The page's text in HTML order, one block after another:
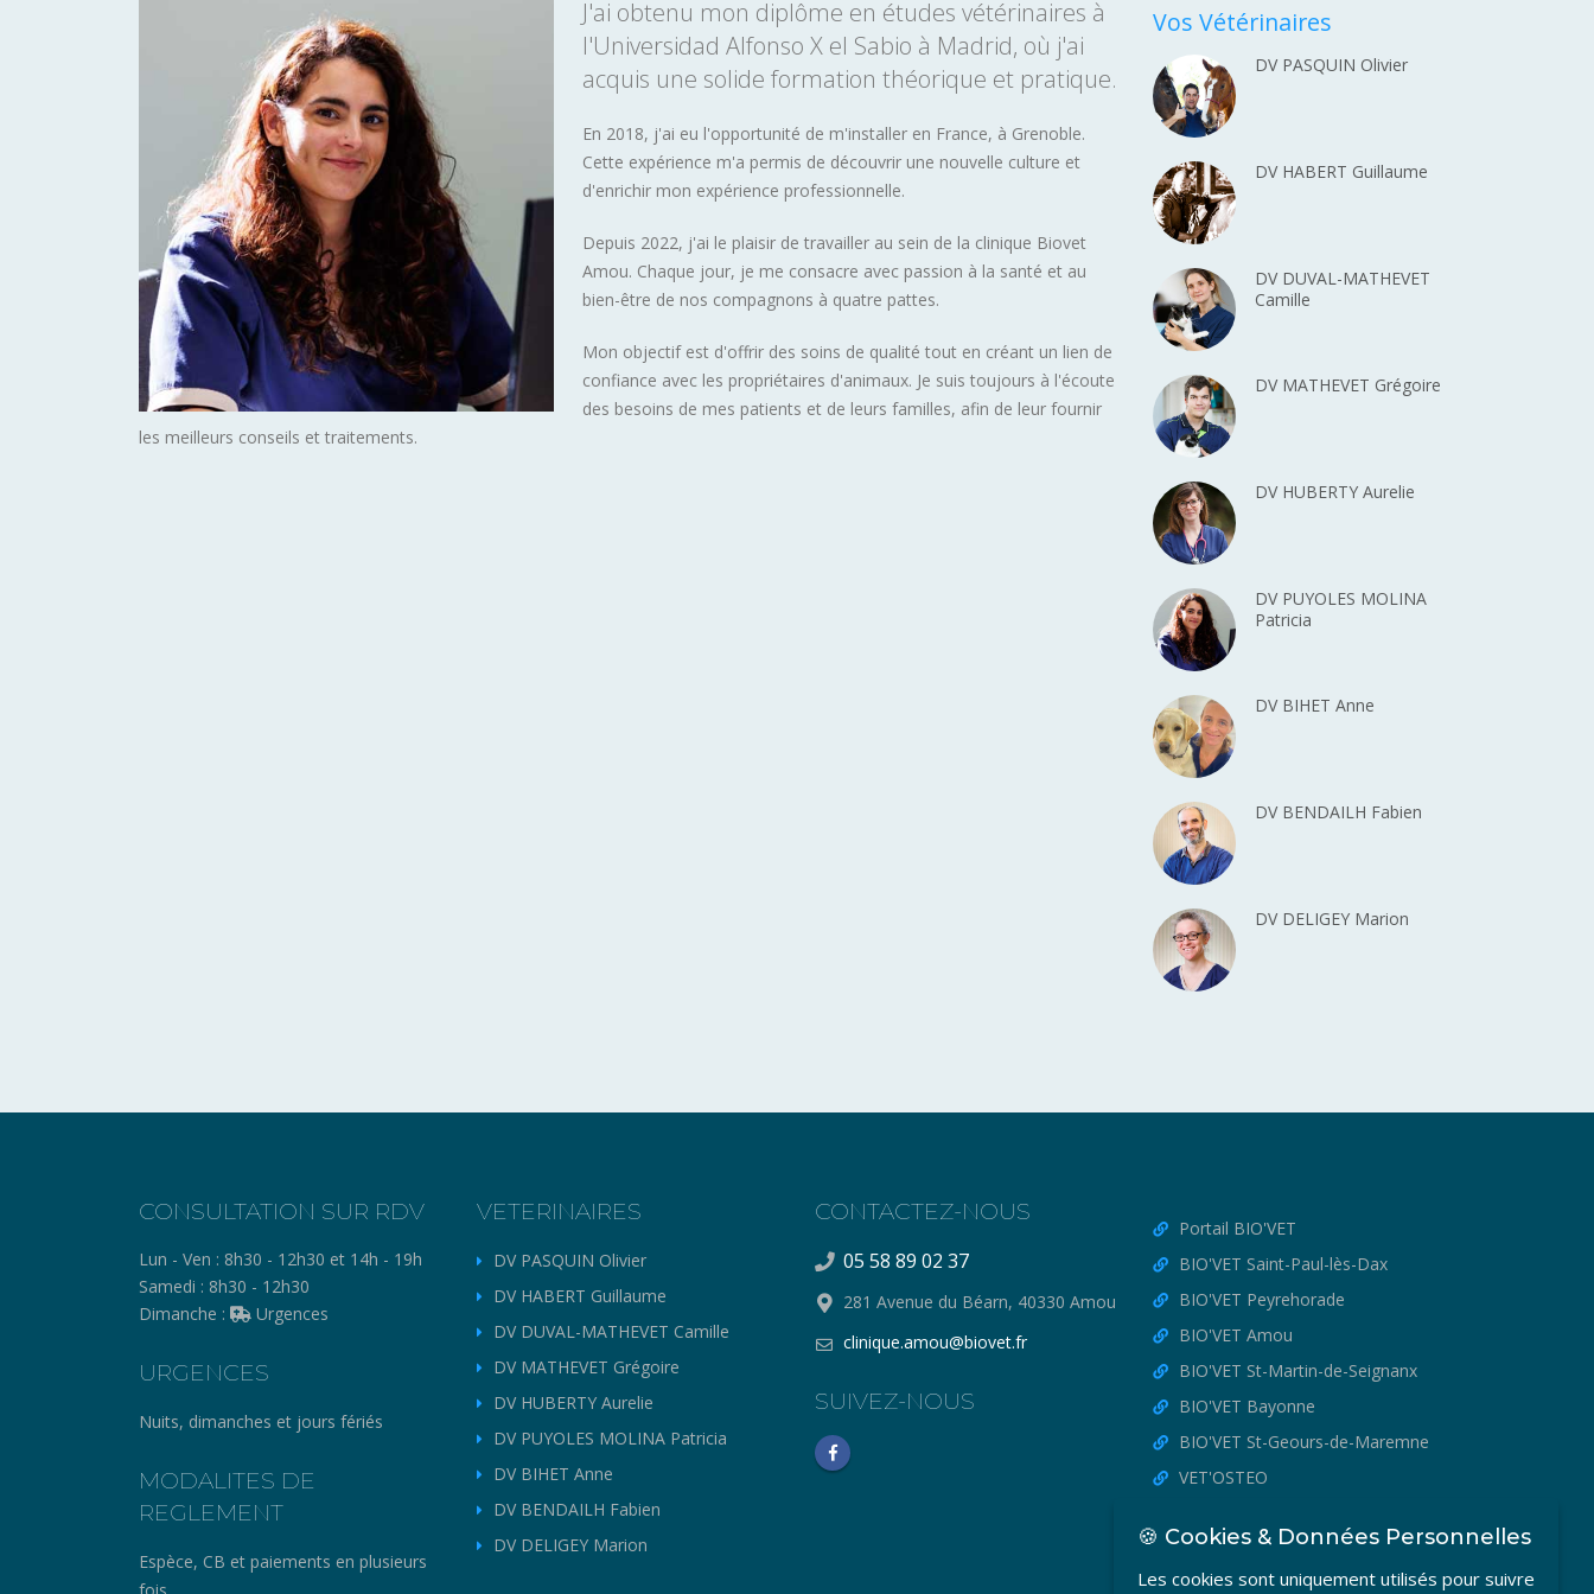
J'ai obtenu mon diplôme en études vétérinaires à
l'Universidad Alfonso X el Sabio à Madrid, où j'ai
acquis une solide formation théorique et pratique.
En 2018, j'ai eu l'opportunité de m'installer en France, à Grenoble.
Cette expérience m'a permis de découvrir une nouvelle culture et
d'enrichir mon expérience professionnelle.
Depuis 2022, j'ai le plaisir de travailler au sein de la clinique Biovet
Amou. Chaque jour, je me consacre avec passion à la santé et au
bien-être de nos compagnons à quatre pattes.
Mon objectif est d'offrir des soins de qualité tout en créant un lien de
confiance avec les propriétaires d'animaux. Je suis toujours à l'écoute
des besoins de mes patients et de leurs familles, afin de leur fournir
les meilleurs conseils et traitements.
Vos Vétérinaires
DV PASQUIN Olivier
DV HABERT Guillaume
DV DUVAL-MATHEVET
Camille
DV MATHEVET Grégoire
DV HUBERTY Aurelie
DV PUYOLES MOLINA
Patricia
DV BIHET Anne
DV BENDAILH Fabien
DV DELIGEY Marion
CONSULTATION SUR RDV
Lun - Ven : 8h30 - 12h30 et 14h - 19h
Samedi : 8h30 - 12h30
Dimanche :
Urgences
URGENCES
Nuits, dimanches et jours fériés
MODALITES DE
REGLEMENT
Espèce, CB et paiements en plusieurs
VETERINAIRES
DV PASQUIN Olivier
DV HABERT Guillaume
DV DUVAL-MATHEVET Camille
DV MATHEVET Grégoire
DV HUBERTY Aurelie
DV PUYOLES MOLINA Patricia
DV BIHET Anne
DV BENDAILH Fabien
DV DELIGEY Marion
CONTACTEZ-NOUS
05 58 89 02 37
281 Avenue du Béarn, 40330 Amou
clinique.amou@biovet.fr
SUIVEZ-NOUS
Portail BIO'VET
BIO'VET Saint-Paul-lès-Dax
BIO'VET Peyrehorade
BIO'VET Amou
BIO'VET St-Martin-de-Seignanx
BIO'VET Bayonne
BIO'VET St-Geours-de-Maremne
VET'OSTEO
🍪 Cookies & Données Personnelles
Les cookies sont uniquement utilisés pour suivre